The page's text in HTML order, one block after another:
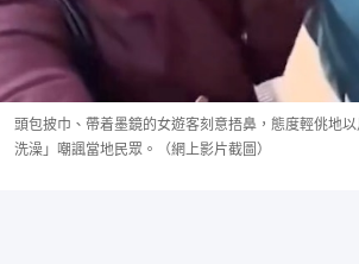
頭包披巾、帶着墨鏡的女遊客刻意捂鼻，態度輕佻地
洗澡」嘲諷當地民眾。（網上影片截圖）